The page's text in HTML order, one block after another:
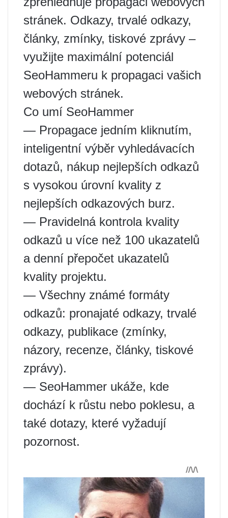
stránek. Odkazy, trvalé odkazy,
články, zmínky, tiskové zprávy –
využijte maximální potenciál
SeoHammeru k propagaci vašich
webových stránek.
Co umí SeoHammer
— Propagace jedním kliknutím,
inteligentní výběr vyhledávacích
dotazů, nákup nejlepších odkazů
s vysokou úrovní kvality z
nejlepších odkazových burz.
— Pravidelná kontrola kvality
odkazů u více než 100 ukazatelů
a denní přepočet ukazatelů
kvality projektu.
— Všechny známé formáty
odkazů: pronajaté odkazy, trvalé
odkazy, publikace (zmínky,
názory, recenze, články, tiskové
zprávy).
— SeoHammer ukáže, kde
dochází k růstu nebo poklesu, a
také dotazy, které vyžadují
pozornost.